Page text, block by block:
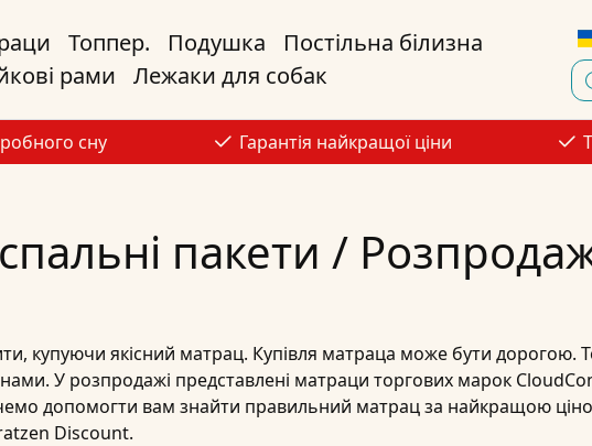
Топпер. Подушка
Постільна білизна
рами
Лежаки для собак
сну Гарантія найкращої ціни
пакети /
купуючи якісний матрац. Купівля матраца може бути дорогою.
. У розпродажі представлені матраци торгових марок
допомогти вам знайти правильний матрацза найкращою
Discount.